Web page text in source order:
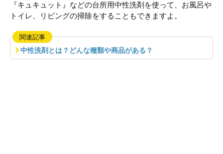
『キュキュット』などの台所用中性洗剤を使って、お風呂や
トイレ、リビングの掃除をすることもできますよ。
関連記事
中性洗剤とは？どんな種類や商品がある？